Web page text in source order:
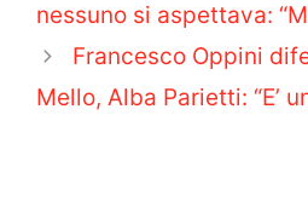
nessuno si aspettava:
Francesco Oppini
Mello, Alba Parietti: “E’